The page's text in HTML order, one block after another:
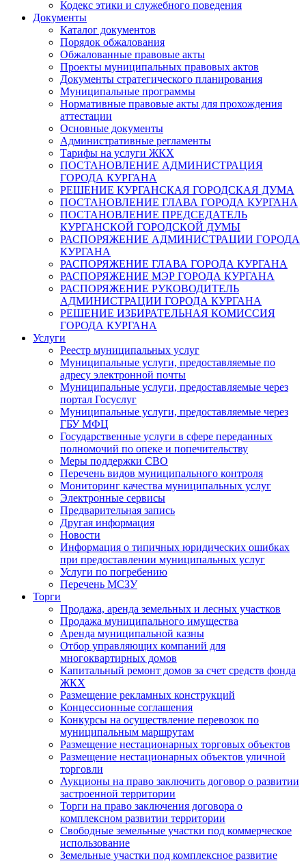
Кодекс этики и служебного поведения
Документы
Каталог документов
Порядок обжалования
Обжалованные правовые акты
Проекты муниципальных правовых актов
Документы стратегического планирования
Муниципальные программы
Нормативные правовые акты для прохождения
аттестации
Основные документы
Административные регламенты
Тарифы на услуги ЖКХ
ПОСТАНОВЛЕНИЕ АДМИНИСТРАЦИЯ
ГОРОДА КУРГАНА
РЕШЕНИЕ КУРГАНСКАЯ ГОРОДСКАЯ ДУМА
ПОСТАНОВЛЕНИЕ ГЛАВА ГОРОДА КУРГАНА
ПОСТАНОВЛЕНИЕ ПРЕДСЕДАТЕЛЬ
КУРГАНСКОЙ ГОРОДСКОЙ ДУМЫ
РАСПОРЯЖЕНИЕ АДМИНИСТРАЦИИ ГОРОДА
КУРГАНА
РАСПОРЯЖЕНИЕ ГЛАВА ГОРОДА КУРГАНА
РАСПОРЯЖЕНИЕ МЭР ГОРОДА КУРГАНА
РАСПОРЯЖЕНИЕ РУКОВОДИТЕЛЬ
АДМИНИСТРАЦИИ ГОРОДА КУРГАНА
РЕШЕНИЕ ИЗБИРАТЕЛЬНАЯ КОМИССИЯ
ГОРОДА КУРГАНА
Услуги
Реестр муниципальных услуг
Муниципальные услуги, предоставляемые по
адресу электронной почты
Муниципальные услуги, предоставляемые через
портал Госуслуг
Муниципальные услуги, предоставляемые через
ГБУ МФЦ
Государственные услуги в сфере переданных
полномочий по опеке и попечительству
Меры поддержки СВО
Перечень видов муниципального контроля
Мониторинг качества муниципальных услуг
Электронные сервисы
Предварительная запись
Другая информация
Новости
Информация о типичных юридических ошибках
при предоставлении муниципальных услуг
Услуги по погребению
Перечень МСЗУ
Торги
Продажа, аренда земельных и лесных участков
Продажа муниципального имущества
Аренда муниципальной казны
Отбор управляющих компаний для
многоквартирных домов
Капитальный ремонт домов за счет средств фонда
ЖКХ
Размещение рекламных конструкций
Концессионные соглашения
Конкурсы на осуществление перевозок по
муниципальным маршрутам
Размещение нестационарных торговых объектов
Размещение нестационарных объектов уличной
торговли
Аукционы на право заключить договор о развитии
застроенной территории
Торги на право заключения договора о
комплексном развитии территории
Свободные земельные участки под коммерческое
использование
Земельные участки под комплексное развитие